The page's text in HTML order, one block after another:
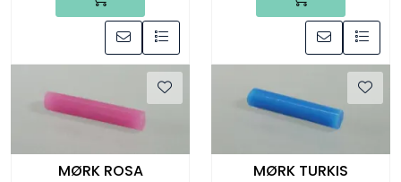
MØRK ROSA
MØRK TURKIS